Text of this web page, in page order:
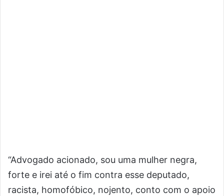
“Advogado acionado, sou uma mulher negra,
forte e irei até o fim contra esse deputado,
racista, homofóbico, nojento, conto com o apoio